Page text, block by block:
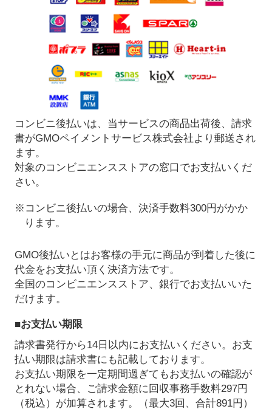
コンビニ後払いは、当サービスの商品出荷後、請求
書がGMOペイメントサービス株式会社より郵送され
ます。
対象のコンビニエンスストアの窓口でお支払いくだ
さい。
※コンビニ後払いの場合、決済手数料300円がかか
ります。
GMO後払いとはお客様の手元に商品が到着した後に
代金をお支払い頂く決済方法です。
全国のコンビニエンスストア、銀行でお支払いいた
だけます。
■お支払い期限
請求書発行から14日以内にお支払いください。お支
払い期限は請求書にも記載しております。
お支払い期限を一定期間過ぎてもお支払いの確認が
とれない場合、ご請求金額に回収事務手数料297円
（税込）が加算されます。（最大3回、合計891円）